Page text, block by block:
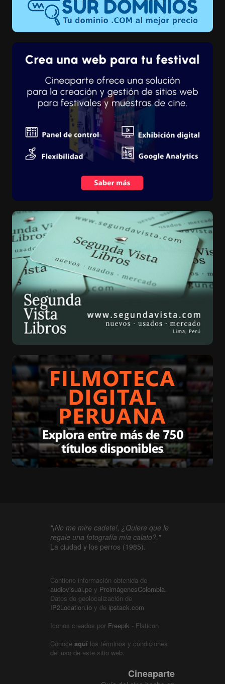
"¡No me mire cadete!, ¿Quiere que le
regale una fotografía mía calato?."
La ciudad y los perros (1985).
Contiene información obtenida de
audiovisual.pe y ProimágenesColombia.
Datos de geolocalización de
IP2Location.io y de ipstack.com
Iconos creados por Freepik - Flaticon
Conoce aquí los términos y condiciones
del uso de este sitio web.
Cineaparte